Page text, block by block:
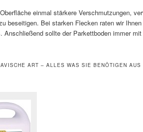
einmal stärkere Verschmutzungen,
beseitigen. Bei starken Flecken raten wir
Anschließend sollte der Parkettboden immer
ART – ALLES WAS SIE BENÖTIGEN AUS